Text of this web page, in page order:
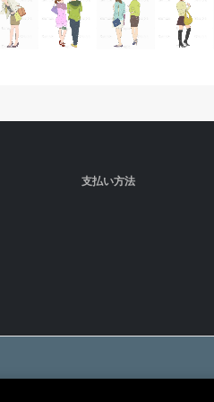
支払い方法